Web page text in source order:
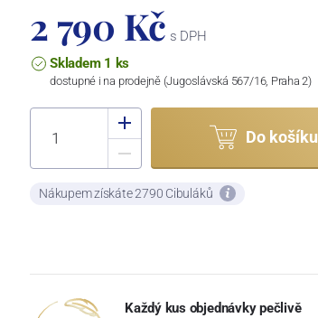
2 790 Kč s DPH
Skladem 1 ks
dostupné i na prodejně (Jugoslávská 567/16, Praha 2)
Do košíku
Nákupem získáte 2790 Cibuláků
Každý kus objednávky pečlivě